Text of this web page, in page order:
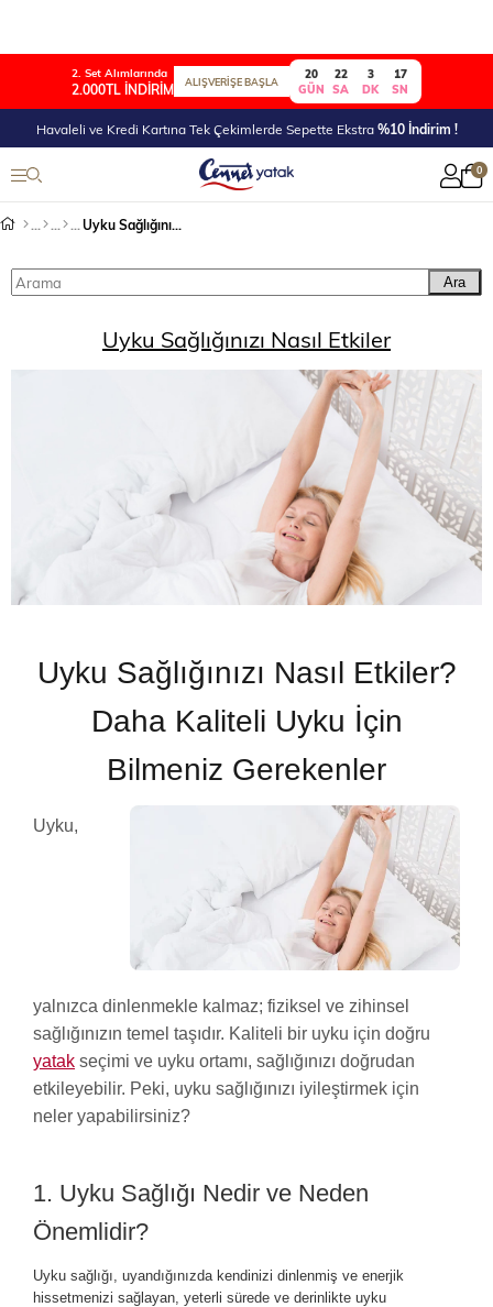
2. Set Alımlarında
2.000TL İNDİRİM ALIŞVERİŞE BAŞLA
20
GÜN
22
SA
3
DK
17
SN
Havaleli ve Kredi Kartına Tek Çekimlerde Sepette Ekstra%10 İndirim !
0
Uyku Sağlığınızı Nasıl Etkiler
Ara
Uyku Sağlığınızı Nasıl Etkiler
Uyku Sağlığınızı Nasıl Etkiler?
Daha Kaliteli Uyku İçin
Bilmeniz Gerekenler
Uyku,
yalnızca dinlenmekle kalmaz; fiziksel ve zihinsel
sağlığınızın temel taşıdır. Kaliteli bir uyku için doğru
yatak seçimi ve uyku ortamı, sağlığınızı doğrudan
etkileyebilir. Peki, uyku sağlığınızı iyileştirmek için
neler yapabilirsiniz?
1. Uyku Sağlığı Nedir ve Neden
Önemlidir?
Uyku sağlığı, uyandığınızda kendinizi dinlenmiş ve enerjik
hissetmenizi sağlayan, yeterli sürede ve derinlikte uyku